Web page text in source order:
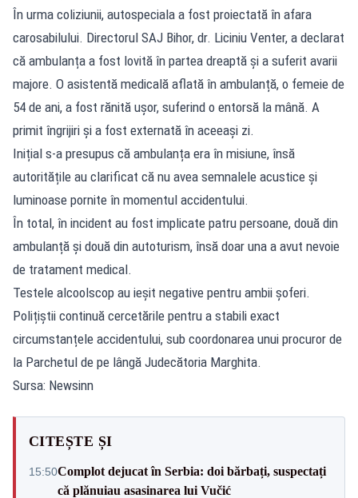
În urma coliziunii, autospeciala a fost proiectată în afara
carosabilului. Directorul SAJ Bihor, dr. Liciniu Venter, a declarat
că ambulanța a fost lovită în partea dreaptă și a suferit avarii
majore. O asistentă medicală aflată în ambulanță, o femeie de
54 de ani, a fost rănită ușor, suferind o entorsă la mână. A
primit îngrijiri și a fost externată în aceeași zi.
Inițial s-a presupus că ambulanța era în misiune, însă
autoritățile au clarificat că nu avea semnalele acustice și
luminoase pornite în momentul accidentului.
În total, în incident au fost implicate patru persoane, două din
ambulanță și două din autoturism, însă doar una a avut nevoie
de tratament medical.
Testele alcoolscop au ieșit negative pentru ambii șoferi.
Polițiștii continuă cercetările pentru a stabili exact
circumstanțele accidentului, sub coordonarea unui procuror de
la Parchetul de pe lângă Judecătoria Marghita.
Sursa: Newsinn
CITEȘTE ȘI
15:50Complot dejucat în Serbia: doi bărbați, suspectați
că plănuiau asasinarea lui Vučić